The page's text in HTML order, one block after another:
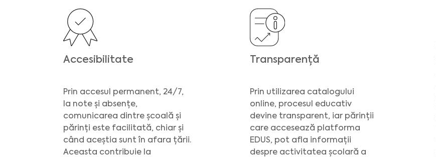
Accesibilitate
Prin accesul permanent, 24/7,
la note și absențe,
comunicarea dintre școală și
părinți este facilitată, chiar și
când aceștia sunt în afara țării.
Aceasta contribuie la
Transparență
Prin utilizarea catalogului
online, procesul educativ
devine transparent, iar părinții
care accesează platforma
EDUS, pot afla informații
despre activitatea școlară a